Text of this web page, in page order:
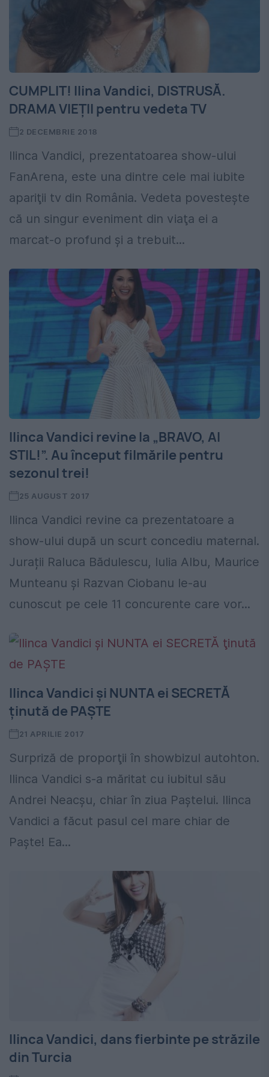
CUMPLIT! Ilina Vandici, DISTRUSĂ.
DRAMA VIEȚII pentru vedeta TV
2 DECEMBRIE 2018
Ilinca Vandici, prezentatoarea show-ului
FanArena, este una dintre cele mai iubite
apariţii tv din România. Vedeta povesteşte
că un singur eveniment din viaţa ei a
marcat-o profund şi a trebuit...
Ilinca Vandici revine la „BRAVO, AI
STIL!”. Au început filmările pentru
sezonul trei!
25 AUGUST 2017
Ilinca Vandici revine ca prezentatoare a
show-ului după un scurt concediu maternal.
Jurații Raluca Bădulescu, Iulia Albu, Maurice
Munteanu și Razvan Ciobanu le-au
cunoscut pe cele 11 concurente care vor...
Ilinca Vandici şi NUNTA ei SECRETĂ
ţinută de PAŞTE
21 APRILIE 2017
Surpriză de proporţii în showbizul autohton.
Ilinca Vandici s-a măritat cu iubitul său
Andrei Neacşu, chiar în ziua Paştelui. Ilinca
Vandici a făcut pasul cel mare chiar de
Paşte! Ea...
Ilinca Vandici, dans fierbinte pe străzile
din Turcia